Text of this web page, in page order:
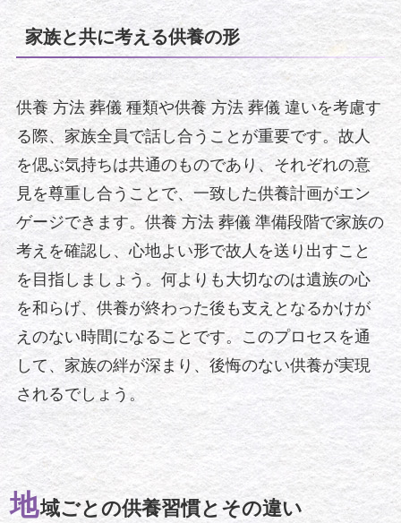
家族と共に考える供養の形
供養 方法 葬儀 種類や供養 方法 葬儀 違いを考慮す
る際、家族全員で話し合うことが重要です。故人
を偲ぶ気持ちは共通のものであり、それぞれの意
見を尊重し合うことで、一致した供養計画がエン
ゲージできます。供養 方法 葬儀 準備段階で家族の
考えを確認し、心地よい形で故人を送り出すこと
を目指しましょう。何よりも大切なのは遺族の心
を和らげ、供養が終わった後も支えとなるかけが
えのない時間になることです。このプロセスを通
して、家族の絆が深まり、後悔のない供養が実現
されるでしょう。
地域ごとの供養習慣とその違い